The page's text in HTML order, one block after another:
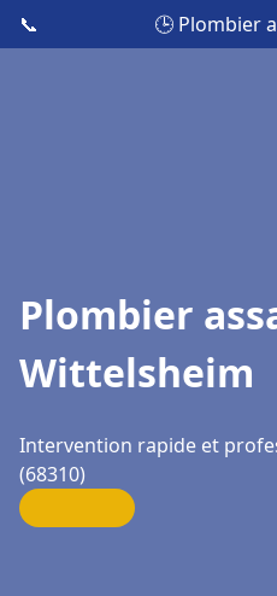
📞 🕒 Plombier
Plombier
Wittelsheim
Intervention rapide et
(68310)